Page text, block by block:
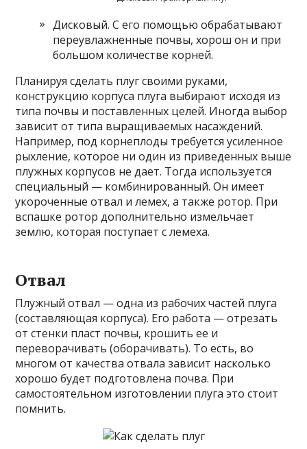
Дисковый. С его помощью обрабатывают
переувлажненные почвы, хорош он и при
большом количестве корней.
Планируя сделать плуг своими руками,
конструкцию корпуса плуга выбирают исходя из
типа почвы и поставленных целей. Иногда выбор
зависит от типа выращиваемых насаждений.
Например, под корнеплоды требуется усиленное
рыхление, которое ни один из приведенных выше
плужных корпусов не дает. Тогда используется
специальный — комбинированный. Он имеет
укороченные отвал и лемех, а также ротор. При
вспашке ротор дополнительно измельчает
землю, которая поступает с лемеха.
Отвал
Плужный отвал — одна из рабочих частей плуга
(составляющая корпуса). Его работа — отрезать
от стенки пласт почвы, крошить ее и
переворачивать (оборачивать). То есть, во
многом от качества отвала зависит насколько
хорошо будет подготовлена почва. При
самостоятельном изготовлении плуга это стоит
помнить.